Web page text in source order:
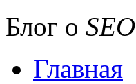
Блог о SEO
Главная